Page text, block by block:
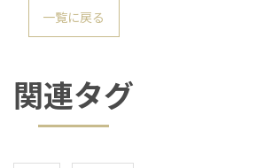
一覧に戻る
関連タグ